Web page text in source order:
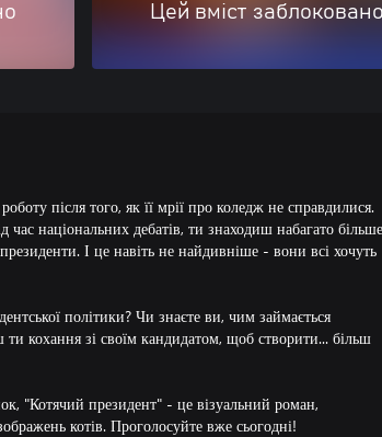
Цей вміст заблоковано
після того, як її мрії про коледж не справдилися.
національних дебатів, ти знаходиш набагато
І це навіть не найдивніше - вони всі хочуть
політики? Чи знаєте ви, чим займається
кохання зі своїм кандидатом, щоб створити... більш
"Котячий президент" - це візуальний роман,
котів. Проголосуйте вже сьогодні!